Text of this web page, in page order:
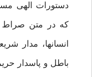
دستورات الهى
كه در متن صراط
انسان‏ها، مدار
باطل و پاسدار